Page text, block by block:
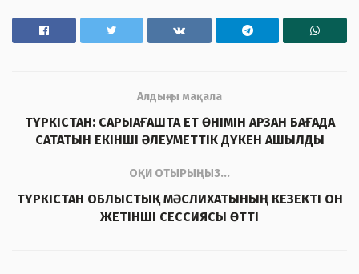
Алдыңғы мақала
ТҮРКІСТАН: САРЫАҒАШТА ЕТ ӨНІМІН АРЗАН БАҒАДА
САТАТЫН ЕКІНШІ ӘЛЕУМЕТТІК ДҮКЕН АШЫЛДЫ
ОҚИ ОТЫРЫҢЫЗ...
ТҮРКІСТАН ОБЛЫСТЫҚ МӘСЛИХАТЫНЫҢ КЕЗЕКТІ ОН
ЖЕТІНШІ СЕССИЯСЫ ӨТТІ